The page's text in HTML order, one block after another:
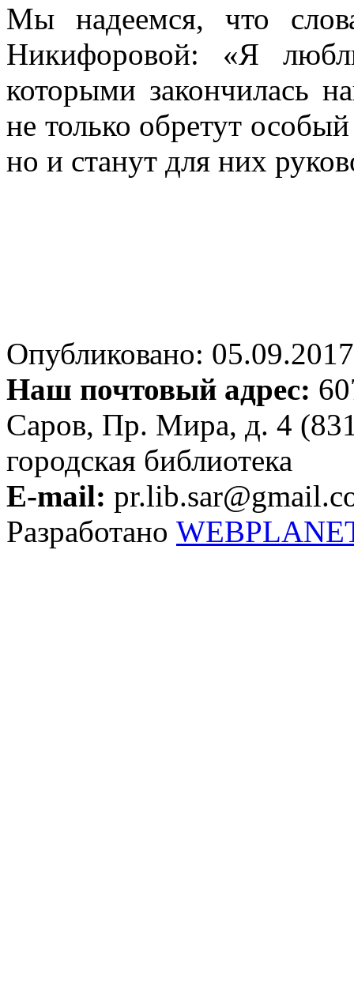
Мы надеемся, что
Никифоровой: «Я
которыми закончилась
не только обретут
но и станут для них
Опубликовано:
Наш почтовый адрес:
Саров, Пр. Мира, д. 4
городская библиотека
E-mail:
Разработано